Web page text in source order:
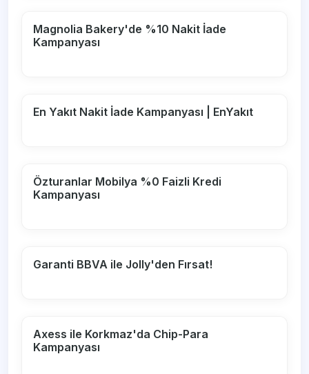
Magnolia Bakery'de %10 Nakit İade
Kampanyası
En Yakıt Nakit İade Kampanyası | EnYakıt
Özturanlar Mobilya %0 Faizli Kredi
Kampanyası
Garanti BBVA ile Jolly'den Fırsat!
Axess ile Korkmaz'da Chip-Para
Kampanyası